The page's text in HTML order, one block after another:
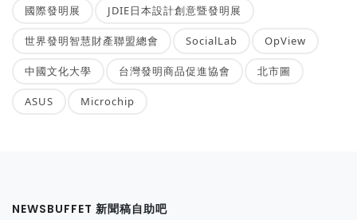
國際發明展 JDIE日本設計創意暨發明展
世界發明智慧財產聯盟總會 SocialLab OpView
中國文化大學 台灣發明商品促進協會 北市圖
ASUS Microchip
NEWSBUFFET 新聞稿自助吧